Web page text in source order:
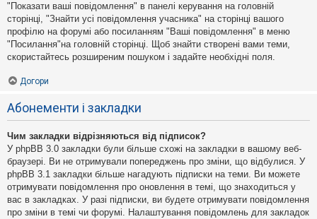
"Показати ваші повідомлення" в панелі керування на головній
сторінці, "Знайти усі повідомлення учасника" на сторінці вашого
профілю на форумі або посиланням "Ваші повідомлення" в меню
"Посилання"на головній сторінці. Щоб знайти створені вами теми,
скористайтесь розширеним пошуком і задайте необхідні поля.
Догори
Абонементи і закладки
Чим закладки відрізняються від підписок?
У phpBB 3.0 закладки були більше схожі на закладки в вашому веб-
браузері. Ви не отримували попереджень про зміни, що відбулися. У
phpBB 3.1 закладки більше нагадують підписки на теми. Ви можете
отримувати повідомлення про оновлення в темі, що знаходиться у
вас в закладках. У разі підписки, ви будете отримувати повідомлення
про зміни в темі чи форумі. Налаштування повідомлень для закладок